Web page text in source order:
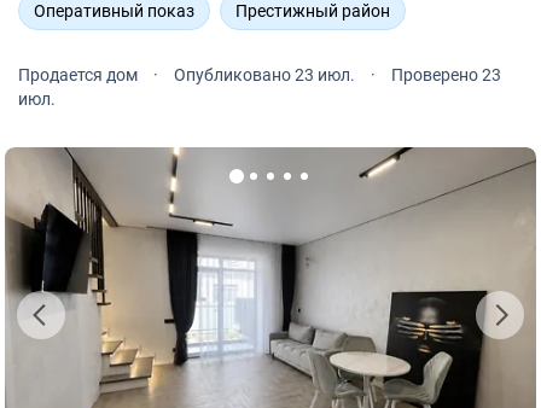
Оперативный показ Престижный район
Продается дом · Опубликовано 23 июл. ·
Проверено 23
июл.